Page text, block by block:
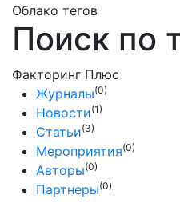
Облако тегов
Поиск по
Факторинг Плюс
Журналы(0)
Новости(1)
Статьи(3)
Мероприятия(0)
Авторы(0)
Партнеры(0)